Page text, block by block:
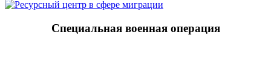
Специальная военная операция